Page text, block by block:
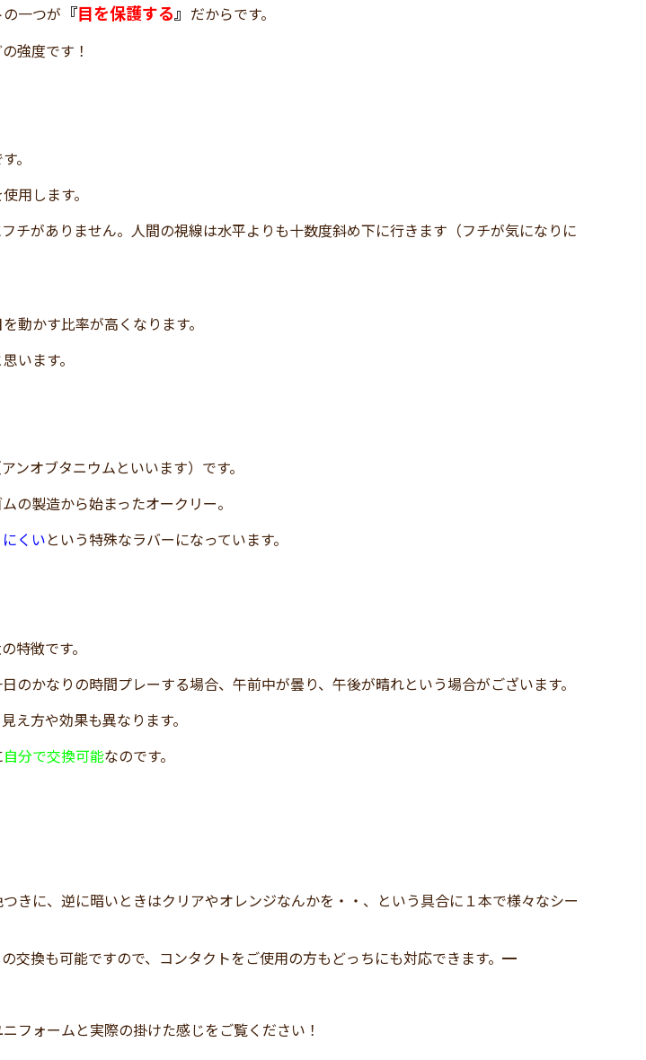
一つが 『目を保護する』 だからです。
強度です！
。
用します。
チがありません。人間の視線は水平よりも十数度斜め下に行きます（フチが気になりに
動かす比率が高くなります。
います。
ンオブタニウムといいます）です。
の製造から始まったオークリー。
くいという特殊なラバーになっています。
特徴です。
のかなりの時間プレーする場合、午前中が曇り、午後が晴れという場合がございます。
え方や効果も異なります。
自分で交換可能なのです。
きに、逆に暗いときはクリアやオレンジなんかを・・、という具合に１本で様々なシー
交換も可能ですので、コンタクトをご使用の方もどっちにも対応できます。━
フォームと実際の掛けた感じをご覧ください！